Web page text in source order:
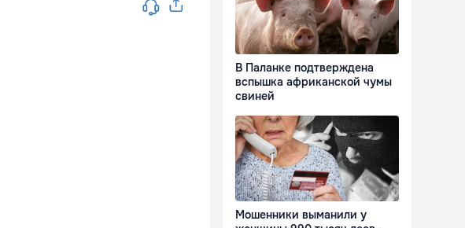
В Паланке подтверждена
вспышка африканской чумы
свиней
Мошенники выманили у